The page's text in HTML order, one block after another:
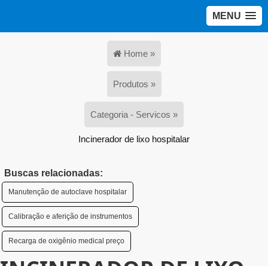
MENU
Home »
Produtos »
Categoria - Servicos »
Incinerador de lixo hospitalar
Buscas relacionadas:
Manutenção de autoclave hospitalar
Calibração e aferição de instrumentos
Recarga de oxigênio medical preço